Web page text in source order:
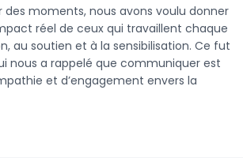
des moments, nous avons voulu donner
réel de ceux qui travaillent chaque
au soutien et à la sensibilisation. Ce fut
nous a rappelé que communiquer est
et d’engagement envers la